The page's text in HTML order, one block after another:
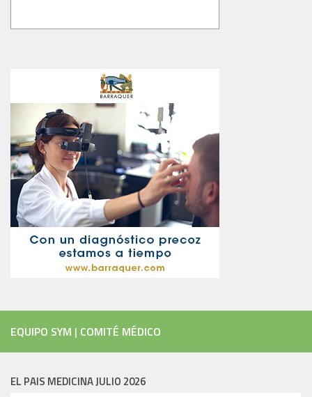
EQUIPO SYM | COMITÉ MÉDICO
EL PAIS MEDICINA JULIO 2026